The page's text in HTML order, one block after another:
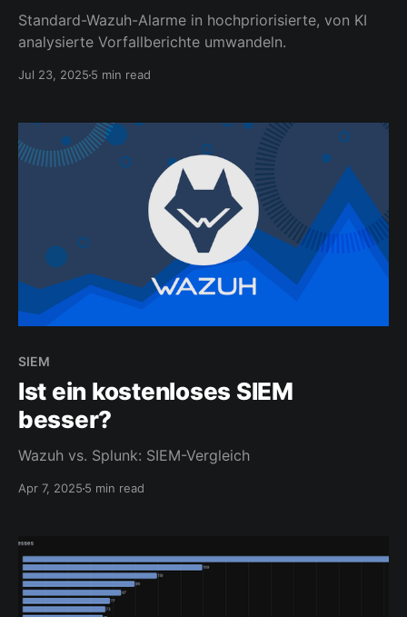
Standard-Wazuh-Alarme in hochpriorisierte, von KI
analysierte Vorfallberichte umwandeln.
Jul 23, 2025 5 min read
SIEM
Ist ein kostenloses SIEM
besser?
Wazuh vs. Splunk: SIEM-Vergleich
Apr 7, 2025 5 min read